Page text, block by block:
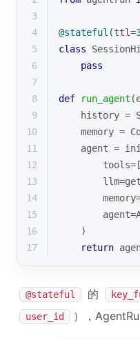
3
4
@stateful(ttl=
5
class
6
pass
7
8
def run_agent (
9
history =
10
memory =
11
agent =
12
13
14
15
16
    )
17
return
@stateful 的
user_id ），